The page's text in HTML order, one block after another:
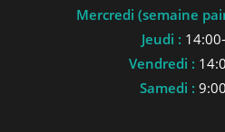
Mercredi (semaine
Jeudi :
Vendredi :
Samedi :